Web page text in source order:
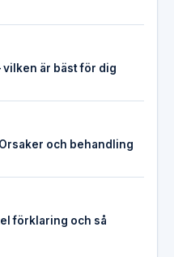
vilken är bäst för dig
och behandling
förklaring och så